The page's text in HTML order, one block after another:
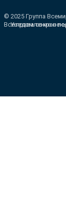
© 2025 Группа
Все права
Уведомление о